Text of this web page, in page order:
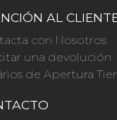
AL
con Nosotros
una devolución
de Apertura